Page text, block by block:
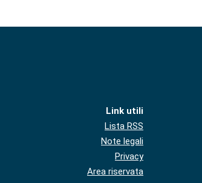
Link utili
Lista RSS
Note legali
Privacy
Area riservata